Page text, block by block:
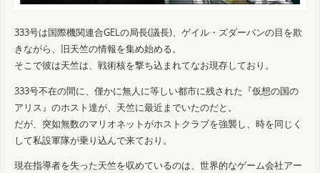
333号は国際機関連合GELの局長(議長)、ゲイル・ズダーバンの目を欺
きながら、旧天竺の情報を集め始める。
そこで彼は天竺は、戦術核を撃ち込まれてなお現存しており。
333号不在の間に、僅かに無人に等しい都市に残された『仮想の国の
アリス』のホスト達が、天竺に最近までいたのだと。
だが、突如無数のマリオネットがホストクラブを強襲し、時を同じく
して私設軍隊が乗り込んで来ており。
現在指導者を失った天竺を収めているのは、世界的なゲーム会社アー